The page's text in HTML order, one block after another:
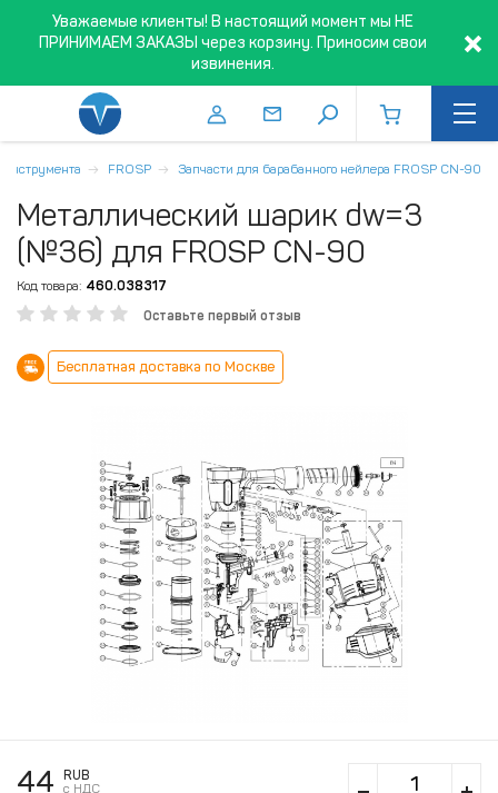
Уважаемые клиенты! В настоящий момент мы НЕ
ПРИНИМАЕМ ЗАКАЗЫ через корзину. Приносим свои
извинения.
FROSP Запчасти для барабанного нейлера FROSP CN-90
Mеталлический шарик dw=3
(№36) для FROSP CN-90
Код товара: 460.038317
Оставьте первый отзыв
Бесплатная доставка по Москве
44
RUB
c НДС